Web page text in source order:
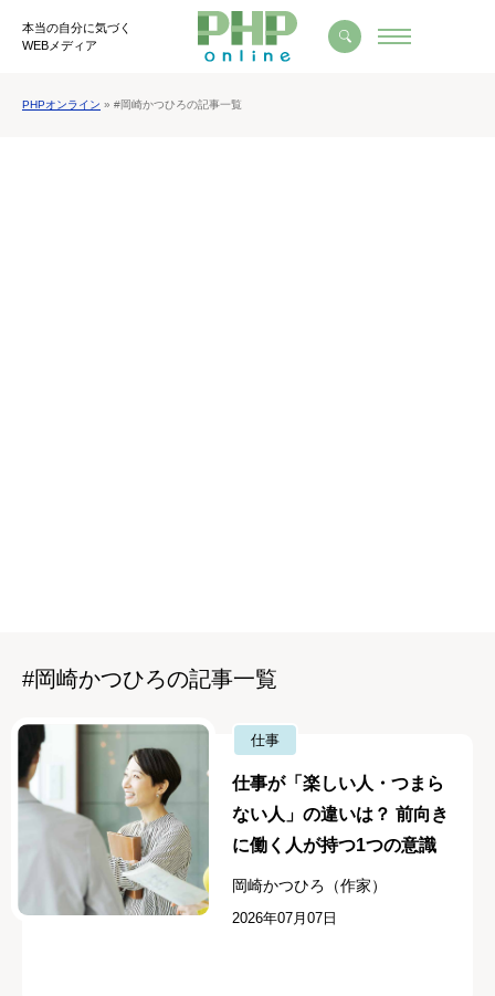
本当の自分に気づく
WEBメディア
PHPオンライン » #岡崎かつひろの記事一覧
#岡崎かつひろの記事一覧
仕事
仕事が「楽しい人・つまら
ない人」の違いは？ 前向き
に働く人が持つ1つの意識
岡崎かつひろ（作家）
2026年07月07日